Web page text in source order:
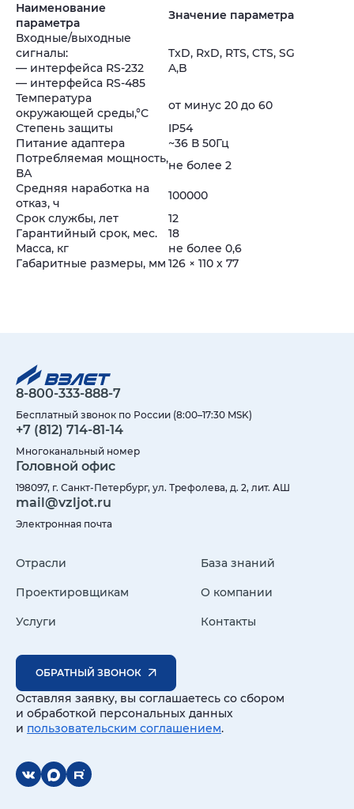
Наименование
параметра
Значение параметра
Входные/выходные
сигналы:
— интерфейса RS-232
— интерфейса RS-485
TxD, RxD, RTS, CTS, SG
A,B
Температура
окружающей среды,°С
от минус 20 до 60
Степень защиты
IP54
Питание адаптера
~36 В 50Гц
Потребляемая мощность,
ВА
не более 2
Средняя наработка на
отказ, ч
100000
Срок службы, лет
12
Гарантийный срок, мес.
18
Масса, кг
не более 0,6
Габаритные размеры, мм 126 × 110 х 77
8-800-333-888-7
Бесплатный звонок по России (8:00–17:30 MSK)
+7 (812) 714-81-14
Многоканальный номер
Головной офис
198097, г. Санкт-Петербург, ул. Трефолева, д. 2, лит. АШ
mail@vzljot.ru
Электронная почта
Отрасли
Проектировщикам
Услуги
База знаний
О компании
Контакты
ОБРАТНЫЙ ЗВОНОК
Оставляя заявку, вы соглашаетесь со сбором
и обработкой персональных данных
и пользовательским соглашением.